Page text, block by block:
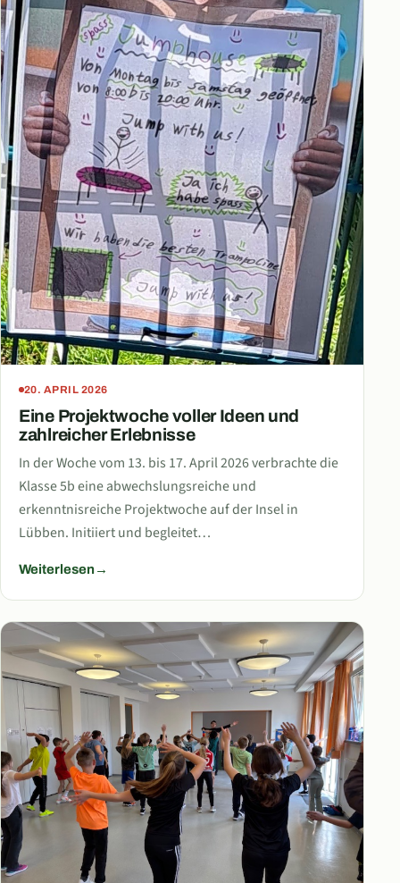
20. APRIL 2026
Eine Projektwoche voller Ideen und
zahlreicher Erlebnisse
In der Woche vom 13. bis 17. April 2026 verbrachte die
Klasse 5b eine abwechslungsreiche und
erkenntnisreiche Projektwoche auf der Insel in
Lübben. Initiiert und begleitet…
Weiterlesen